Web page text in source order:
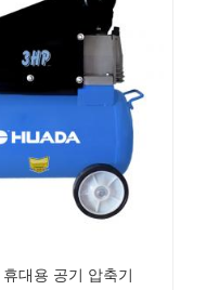
대용 공기 압축기